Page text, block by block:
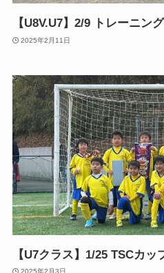
【U8V.U7】2/9 トレーニン
2025年2月11日
【U7クラス】1/25 TSCカッ
2025年2月3日